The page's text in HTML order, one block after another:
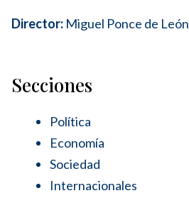
Director: Miguel Ponce de León
Secciones
Política
Economía
Sociedad
Internacionales